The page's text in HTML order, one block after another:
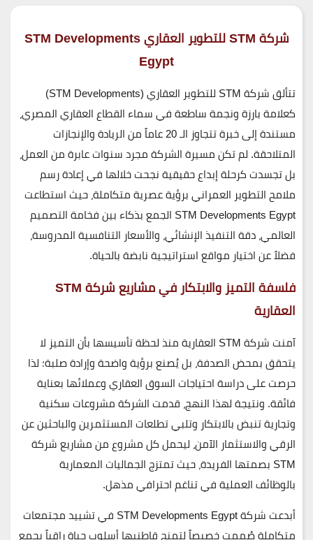
شركة STM للتطوير العقاري STM Developments
Egypt
تتألق شركةSTM للتطوير العقاري (STM Developments)
كعلامة بارزة ونجمة ساطعة في سماء القطاع العقاري المصري،
مستندة إلى خبرة تتجاوز الـ 20 عاماً من الريادة والإنجازات
المتلاحقة. لم تكن مسيرة الشركة مجرد سنوات عابرة من العمل،
بل تجسدت كرحلة إبداع حقيقية نجحت خلالها في إعادة رسم
ملامح التطوير العمراني برؤية عصرية متكاملة، حيث استطاعت
STM Developments Egypt الجمع بذكاء بين فخامة التصميم
العالمي، دقة التنفيذ الإنشائي، والأسعار التنافسية المدروسة،
فضلاً عن اختيار مواقع استراتيجية نابضة بالحياة.
فلسفة التميز والابتكار في مشاريع شركة STM
العقارية
آمنت شركةSTM العقارية
منذ لحظة تأسيسها بأن التميز لا
يتحقق بمحض الصدفة، بل يُصنع برؤية واضحة وإرادة صلبة؛ لذا
حرصت على دراسة احتياجات السوق العقاري وعملائها بعناية
فائقة. ونتيجة لهذا النهج، قدمت الشركة مشروعات سكنية
وتجارية تنبض بالابتكار وتلبي تطلعات المستثمرين والباحثين عن
الرقي والاستثمار الآمن، ليحمل كل مشروع من مشاريع شركة
STM بصمتها الفريدة، حيث تمتزج الجماليات المعمارية
بالوظائف العملية في تناغم احترافي مذهل.
أبدعت شركةSTM Developments Egypt في تشييد مجتمعات
متكاملة صُممت خصيصاً لتمنح قاطنيها أسلوب حياة راقياً يجمع